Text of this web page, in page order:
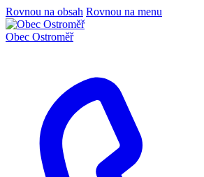
Rovnou na obsah Rovnou na menu
Obec Ostroměř